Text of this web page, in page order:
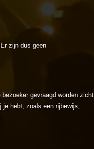
zijn dus geen
gevraagd worden zicht
hebt, zoals een rijbewijs,